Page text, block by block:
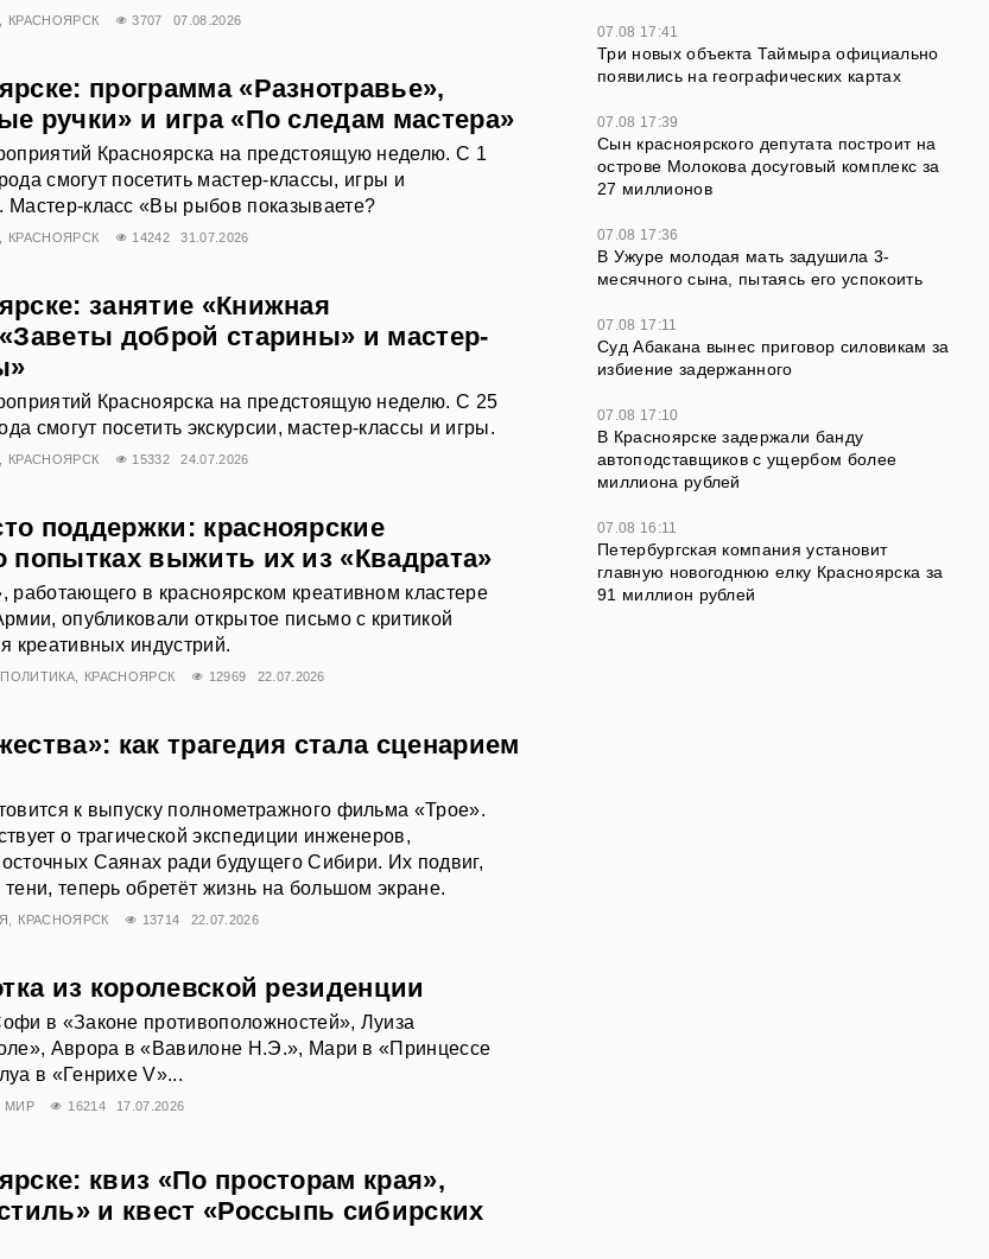
КРАСНОЯРСК 3707 07.08.2026
программа «Разнотравье»,
ручки» и игра «По следам мастера»
Красноярска на предстоящую неделю. С 1
смогут посетить мастер-классы, игры и
Мастер-класс «Вы рыбов показываете?
КРАСНОЯРСК 14242 31.07.2026
занятие «Книжная
доброй старины» и мастер-
Красноярска на предстоящую неделю. С 25
смогут посетить экскурсии, мастер-классы и игры.
КРАСНОЯРСК 15332 24.07.2026
поддержки: красноярские
попытках выжить их из «Квадрата»
работающего в красноярском креативном кластере
опубликовали открытое письмо с критикой
креативных индустрий.
ПОЛИТИКА КРАСНОЯРСК 12969 22.07.2026
как трагедия стала сценарием
к выпуску полнометражного фильма «Трое».
о трагической экспедиции инженеров,
Саянах ради будущего Сибири. Их подвиг,
теперь обретёт жизнь на большом экране.
КРАСНОЯРСК 13714 22.07.2026
из королевской резиденции
в «Законе противоположностей», Луиза
Аврора в «Вавилоне Н.Э.», Мари в «Принцессе
в «Генрихе V»...
МИР 16214 17.07.2026
квиз «По просторам края»,
и квест «Россыпь сибирских
07.08 17:41
Три новых объекта Таймыра официально
появились на географических картах
07.08 17:39
Сын красноярского депутата построит на
острове Молокова досуговый комплекс за
27 миллионов
07.08 17:36
В Ужуре молодая мать задушила 3-
месячного сына, пытаясь его успокоить
07.08 17:11
Суд Абакана вынес приговор силовикам за
избиение задержанного
07.08 17:10
В Красноярске задержали банду
автоподставщиков с ущербом более
миллиона рублей
07.08 16:11
Петербургская компания установит
главную новогоднюю елку Красноярска за
91 миллион рублей